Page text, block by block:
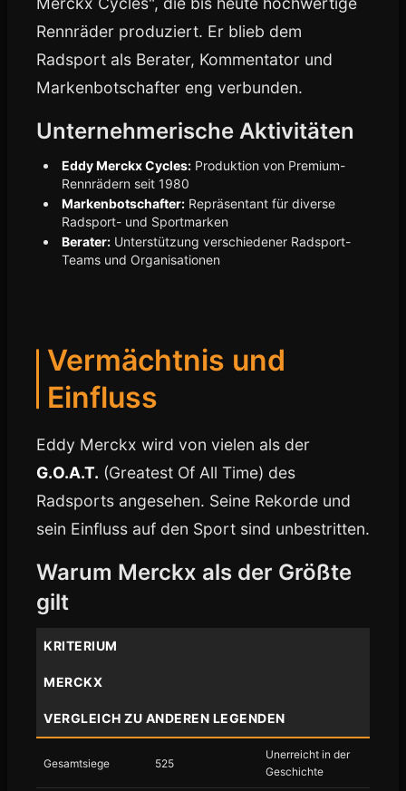
Rennräder produziert. Er blieb dem
Radsport als Berater, Kommentator und
Markenbotschafter eng verbunden.
Unternehmerische Aktivitäten
Eddy Merckx Cycles: Produktion von Premium-
Rennrädern seit 1980
Markenbotschafter: Repräsentant für diverse
Radsport- und Sportmarken
Berater: Unterstützung verschiedener Radsport-
Teams und Organisationen
Vermächtnis und
Einfluss
Eddy Merckx wird von vielen als der
G.O.A.T. (Greatest Of All Time) des
Radsports angesehen. Seine Rekorde und
sein Einfluss auf den Sport sind unbestritten.
Warum Merckx als der Größte
gilt
KRITERIUM
MERCKX
VERGLEICH ZU ANDEREN LEGENDEN
Gesamtsiege 525
Unerreicht in der
Geschichte